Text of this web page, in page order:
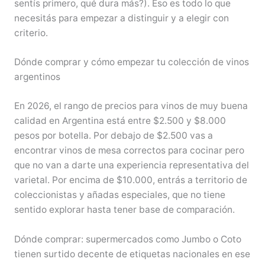
sentís primero, qué dura más?). Eso es todo lo que
necesitás para empezar a distinguir y a elegir con
criterio.
Dónde comprar y cómo empezar tu colección de vinos
argentinos
En 2026, el rango de precios para vinos de muy buena
calidad en Argentina está entre $2.500 y $8.000
pesos por botella. Por debajo de $2.500 vas a
encontrar vinos de mesa correctos para cocinar pero
que no van a darte una experiencia representativa del
varietal. Por encima de $10.000, entrás a territorio de
coleccionistas y añadas especiales, que no tiene
sentido explorar hasta tener base de comparación.
Dónde comprar: supermercados como Jumbo o Coto
tienen surtido decente de etiquetas nacionales en ese